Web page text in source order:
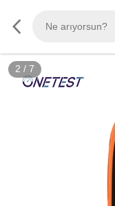
2 / 7